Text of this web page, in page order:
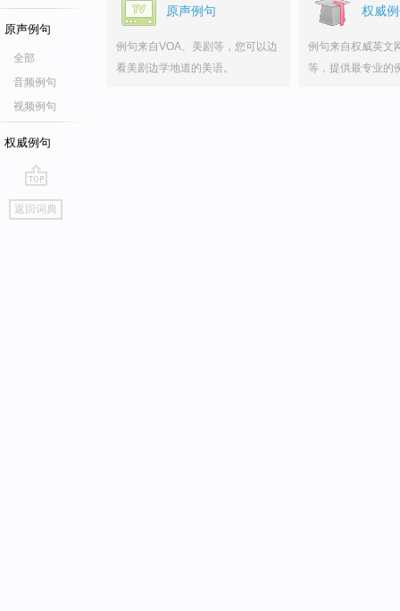
原声例句
全部
音频例句
视频例句
权威例句
go
top
返回词典
原声例句
例句来自VOA、美剧等，您可以边
看美剧边学地道的美语。
权威
例句来自权威英文
等，提供最专业的